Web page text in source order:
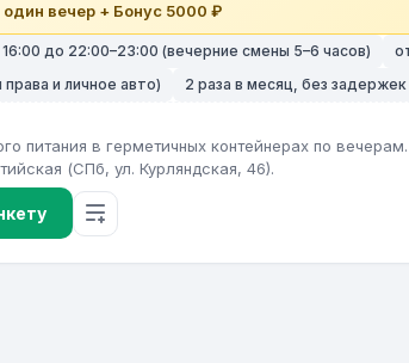
вечер + Бонус 5000 ₽
до 22:00–23:00 (вечерние смены 5–6 часов)
и личное авто)
2 раза в месяц, без задержек
питания в герметичных контейнерах по
(СПб, ул. Курляндская, 46).